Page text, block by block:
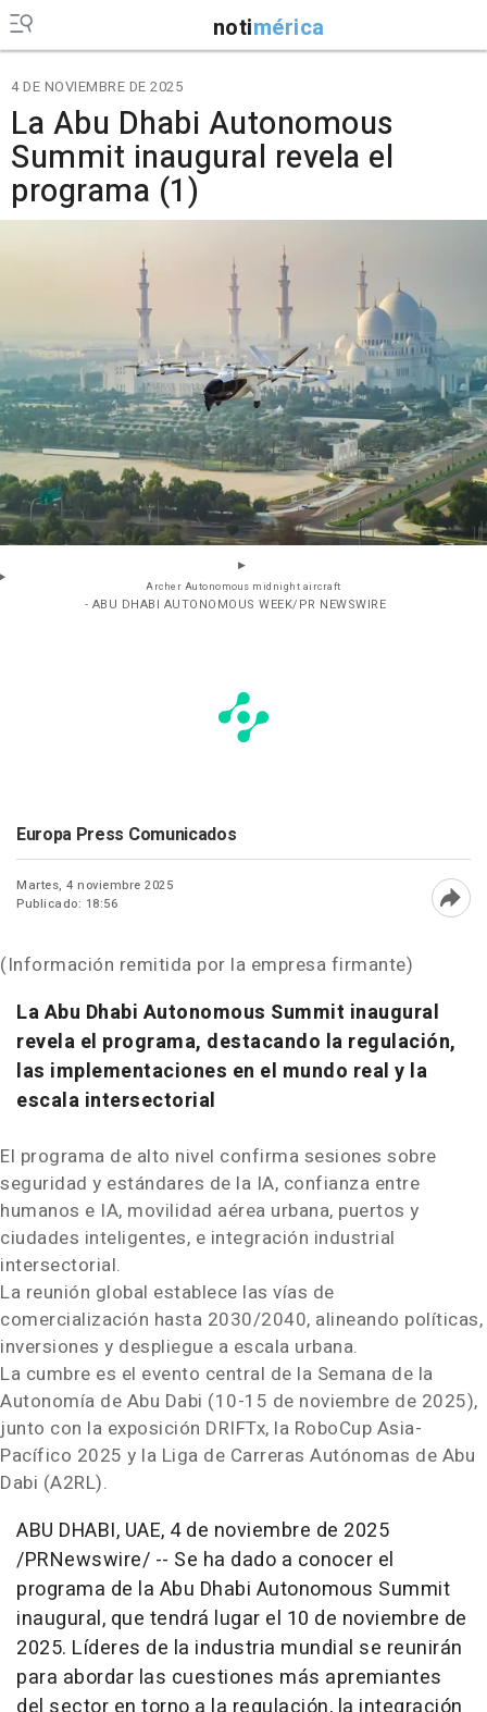
notimérica
4 DE NOVIEMBRE DE 2025
La Abu Dhabi Autonomous
Summit inaugural revela el
programa (1)
Archer Autonomous midnight aircraft
- ABU DHABI AUTONOMOUS WEEK/PR NEWSWIRE
Europa Press Comunicados
Martes, 4 noviembre 2025
Publicado: 18:56
(Información remitida por la empresa firmante)
La Abu Dhabi Autonomous Summit inaugural
revela el programa, destacando la regulación,
las implementaciones en el mundo real y la
escala intersectorial
El programa de alto nivel confirma sesiones sobre
seguridad y estándares de la IA, confianza entre
humanos e IA, movilidad aérea urbana, puertos y
ciudades inteligentes, e integración industrial
intersectorial.
La reunión global establece las vías de
comercialización hasta 2030/2040, alineando políticas,
inversiones y despliegue a escala urbana.
La cumbre es el evento central de la Semana de la
Autonomía de Abu Dabi (10-15 de noviembre de 2025),
junto con la exposición DRIFTx, la RoboCup Asia-
Pacífico 2025 y la Liga de Carreras Autónomas de Abu
Dabi (A2RL).
ABU DHABI, UAE, 4 de noviembre de 2025
/PRNewswire/ -- Se ha dado a conocer el
programa de la Abu Dhabi Autonomous Summit
inaugural, que tendrá lugar el 10 de noviembre de
2025. Líderes de la industria mundial se reunirán
para abordar las cuestiones más apremiantes